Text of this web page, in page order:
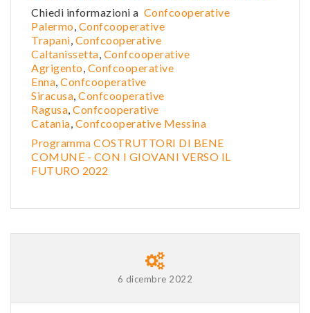
Chiedi informazioni a Confcooperative
Palermo, Confcooperative
Trapani, Confcooperative
Caltanissetta, Confcooperative
Agrigento, Confcooperative
Enna, Confcooperative
Siracusa, Confcooperative
Ragusa, Confcooperative
Catania, Confcooperative Messina
Programma COSTRUTTORI DI BENE
COMUNE - CON I GIOVANI VERSO IL
FUTURO 2022
6 dicembre 2022